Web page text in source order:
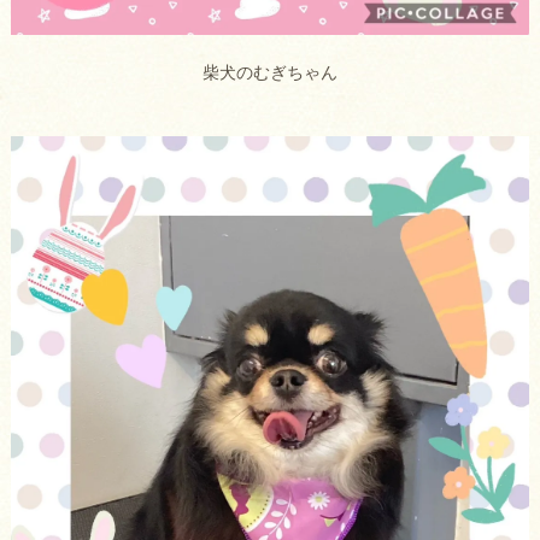
柴犬のむぎちゃん